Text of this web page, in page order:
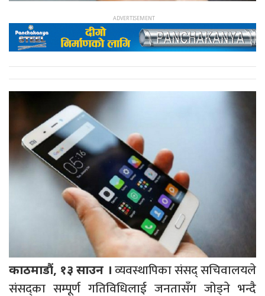
काठमाडौं, १३ साउन । व्यवस्थापिका संसद् सचिवालयले
संसद्का सम्पूर्ण गतिविधिलाई जनतासँग जोड्ने भन्दै